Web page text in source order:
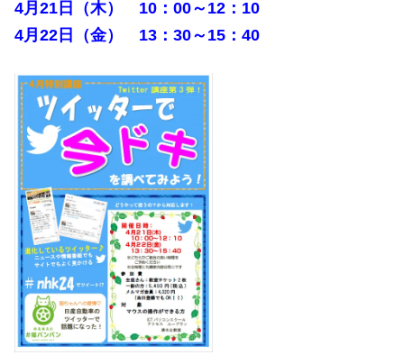
4月21日（木） 10：00～12：10
4月22日（金） 13：30～15：40